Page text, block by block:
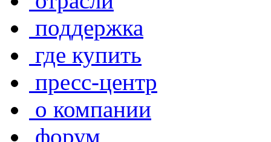
поддержка
где купить
пресс-центр
о компании
форум